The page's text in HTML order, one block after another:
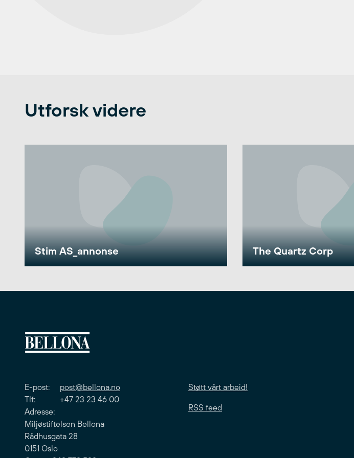
Utforsk videre
Stim AS_annonse The Quartz Corp
E-post: post@bellona.no
Tlf: +47 23 23 46 00
Adresse:
Miljøstiftelsen Bellona
Rådhusgata 28
0151 Oslo
Støtt vårt arbeid!
RSS feed